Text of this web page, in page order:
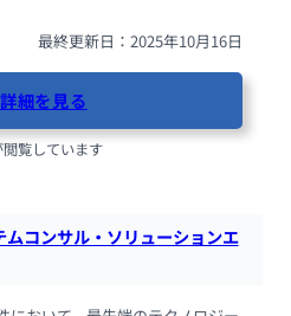
最終更新日：2025年10月16日
細を見る
覧しています
ムコンサル・ソリューションエ